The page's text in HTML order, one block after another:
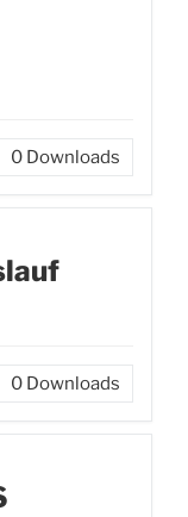
0 Downloads
0 Downloads